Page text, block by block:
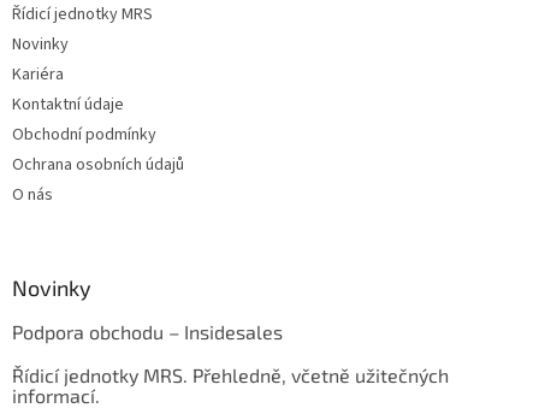
Řídicí jednotky MRS
Novinky
Kariéra
Kontaktní údaje
Obchodní podmínky
Ochrana osobních údajů
O nás
Novinky
Podpora obchodu – Insidesales
Řídicí jednotky MRS. Přehledně, včetně užitečných
informací.